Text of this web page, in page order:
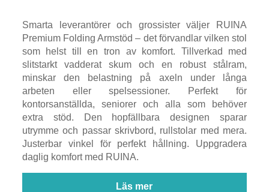
Smarta leverantörer och grossister väljer RUINA
Premium Folding Armstöd – det förvandlar vilken stol
som helst till en tron ​​av komfort. Tillverkad med
slitstarkt vadderat skum och en robust stålram,
minskar den belastning på axeln under långa
arbeten eller spelsessioner. Perfekt för
kontorsanställda, seniorer och alla som behöver
extra stöd. Den hopfällbara designen sparar
utrymme och passar skrivbord, rullstolar med mera.
Justerbar vinkel för perfekt hållning. Uppgradera
daglig komfort med RUINA.
Läs mer